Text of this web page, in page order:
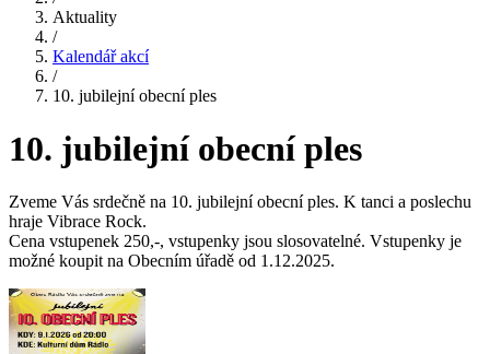
Aktuality
/
Kalendář akcí
/
10. jubilejní obecní ples
10. jubilejní obecní ples
Zveme Vás srdečně na 10. jubilejní obecní ples. K tanci a poslechu
hraje Vibrace Rock.
Cena vstupenek 250,-, vstupenky jsou slosovatelné. Vstupenky je
možné koupit na Obecním úřadě od 1.12.2025.